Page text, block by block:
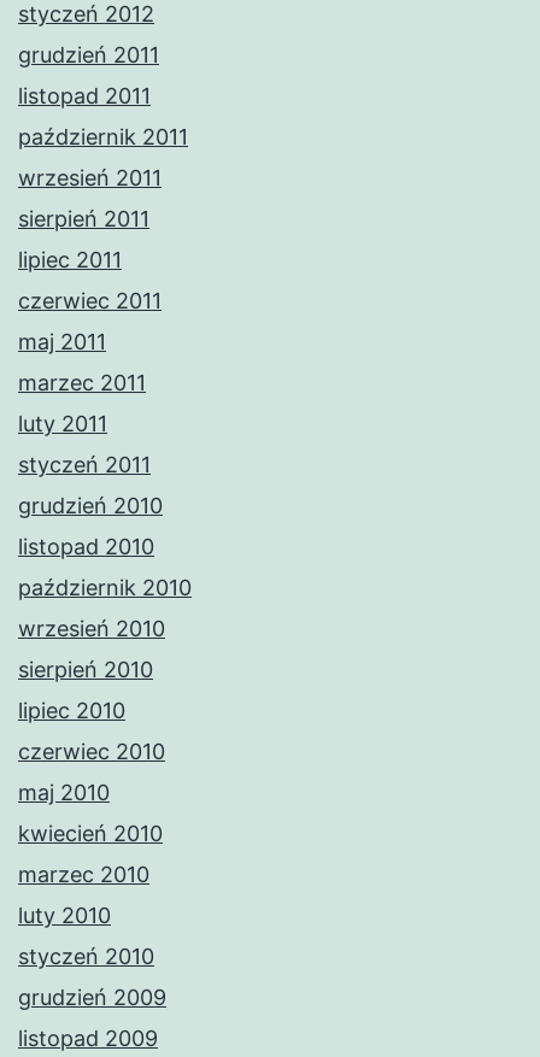
styczeń 2012
grudzień 2011
listopad 2011
październik 2011
wrzesień 2011
sierpień 2011
lipiec 2011
czerwiec 2011
maj 2011
marzec 2011
luty 2011
styczeń 2011
grudzień 2010
listopad 2010
październik 2010
wrzesień 2010
sierpień 2010
lipiec 2010
czerwiec 2010
maj 2010
kwiecień 2010
marzec 2010
luty 2010
styczeń 2010
grudzień 2009
listopad 2009